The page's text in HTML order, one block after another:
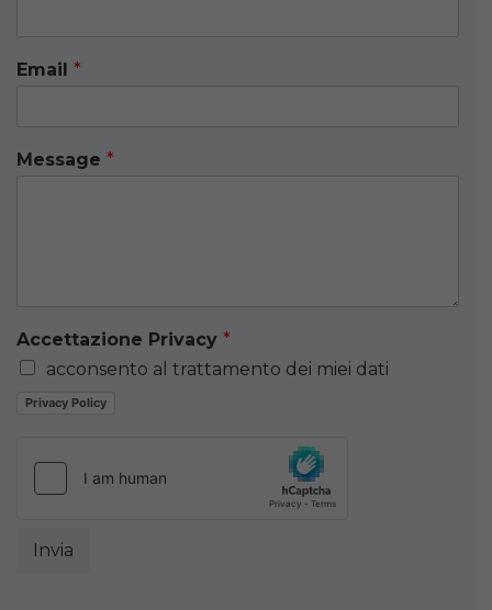
Email *
Message *
Accettazione Privacy *
acconsento al trattamento dei miei dati
Privacy Policy
Invia